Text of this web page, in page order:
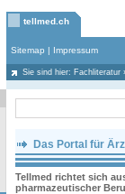
tellmed.ch
Sitemap | Impressum
Sie sind hier: Fachliteratur
Das Portal für
Tellmed richtet sich
pharmazeutischer